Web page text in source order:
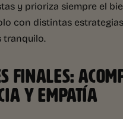
y prioriza siempre el
con distintas
tranquilo.
FINALES:
Y EMPATÍA